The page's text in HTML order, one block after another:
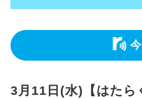
3月11日(水)【はたら